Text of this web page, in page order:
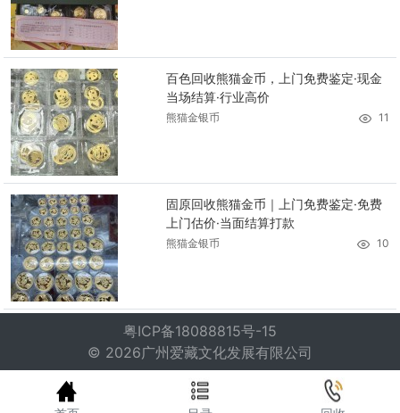
百色回收熊猫金币，上门免费鉴定·现金
当场结算·行业高价
熊猫金银币 11
固原回收熊猫金币｜上门免费鉴定·免费
上门估价·当面结算打款
熊猫金银币 10
粤ICP备18088815号-15
© 2026广州爱藏文化发展有限公司